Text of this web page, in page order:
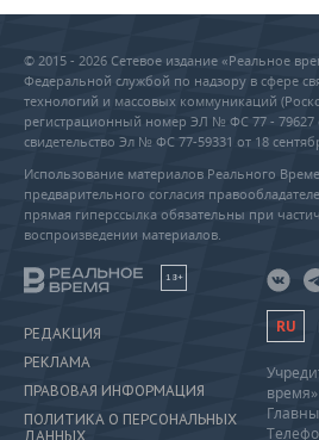
© 2015 - 2026 Сетевое издание «Реальное
Федеральной службой по надзору в сфере
технологий и массовых коммуникаций
регистрационный номер ЭЛ № ФС 77 - 79627
свидетельство Эл № ФС 77-59331 от 18
Использование материалов Реального
предварительного согласия
прямая гиперссылка обязательны при
воспроизведении материалов.
18+
РЕДАКЦИЯ
РЕКЛАМА
ПРАВОВАЯ ИНФОРМАЦИЯ
ПОЛИТИКА О ПЕРСОНАЛЬНЫХ
ДАННЫХ
RU
время»